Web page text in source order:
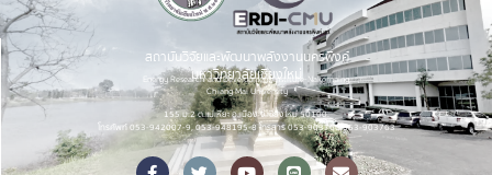
สถาบันวิจัยและพัฒนาพลังงานนครพิงค์
มหาวิทยาลัยเชียงใหม่
Energy Research and Development Institute-Nakornping,
Chiang Mai University
155 ม.2 ต.แม่เหียะ อ.เมือง จ.เชียงใหม่ 50100.
โทรศัพท์ 053-942007-9, 053-948195-8 โทรสาร 053-903760,053-903763